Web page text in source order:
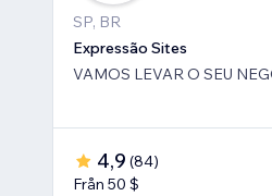
SP, BR
Expressão Sites
VAMOS LEVAR O SEU
4,9 (84)
Från 50 $